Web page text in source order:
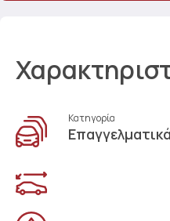
Κατηγορία
Επαγγελματικά